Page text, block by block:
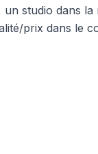
un studio dans
prix dans le